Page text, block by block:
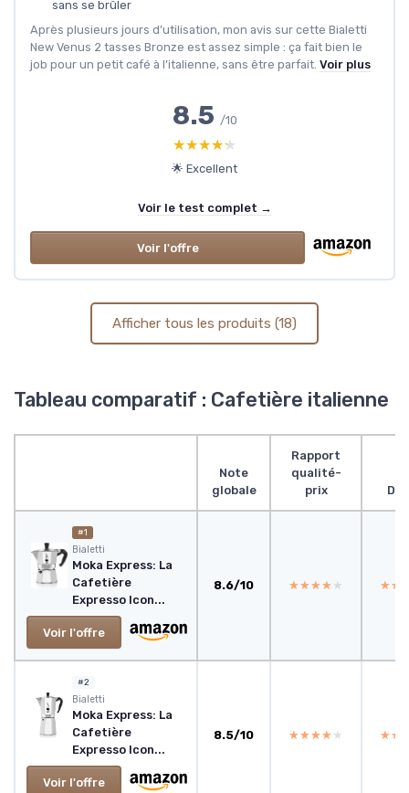
sans se brûler
Après plusieurs jours d’utilisation, mon avis sur cette Bialetti
New Venus 2 tasses Bronze est assez simple : ça fait bien le
job pour un petit café à l’italienne, sans être parfait. Voir plus
8.5 /10
★★★★★
★★★★★
🌟 Excellent
Voir le test complet →
Voir l'offre
Afficher tous les produits (18)
Tableau comparatif : Cafetière italienne
Note
globale
Rapport
qualité-
prix
#1
‎Bialetti
Moka Express: La
Cafetière
Expresso Icon...
Voir l'offre
8.6/10 ★★★★★
★★★★★
#2
‎Bialetti
Moka Express: La
Cafetière
Expresso Icon...
Voir l'offre
8.5/10 ★★★★★
★★★★★